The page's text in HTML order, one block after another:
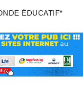
ÉDUCATIF*